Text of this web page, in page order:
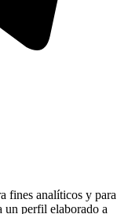
fines analíticos y para
un perfil elaborado a